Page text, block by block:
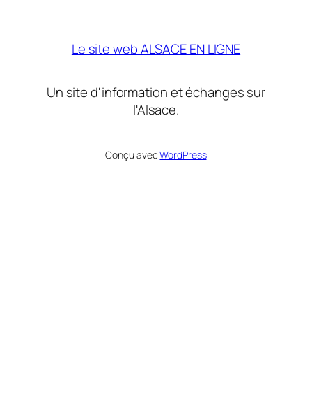
Le site web ALSACE EN LIGNE
Un site d'information et échanges sur
l'Alsace.
Conçu avecWordPress